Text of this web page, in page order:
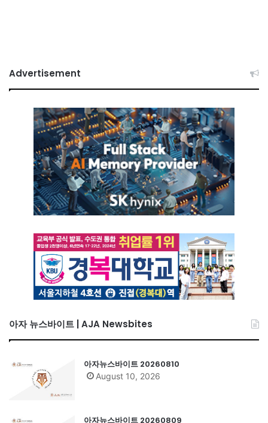
Advertisement
아자 뉴스바이트 | AJA Newsbites
아자뉴스바이트 20260810
August 10, 2026
아자뉴스바이트 20260809